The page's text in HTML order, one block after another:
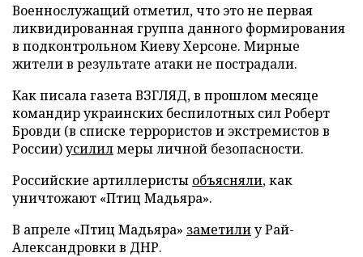
Военнослужащий отметил, что это не первая
ликвидированная группа данного формирования
в подконтрольном Киеву Херсоне. Мирные
жители в результате атаки не пострадали.
Как писала газета ВЗГЛЯД, в прошлом месяце
командир украинских беспилотных сил Роберт
Бровди (в списке террористов и экстремистов в
России)усилилмеры личной безопасности.
Российские артиллеристы объясняли, как
уничтожают «Птиц Мадьяра».
В апреле «Птиц Мадьяра» заметилиу Рай-
Александровки в ДНР.